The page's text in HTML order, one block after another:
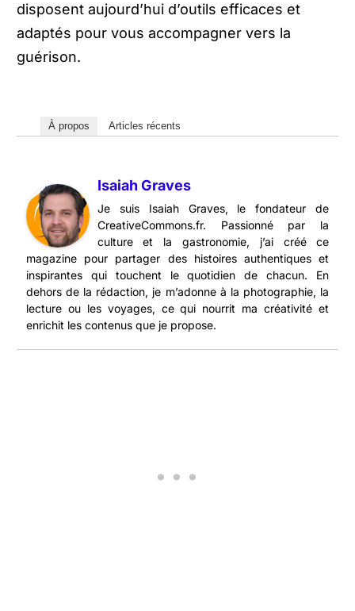
disposent aujourd’hui d’outils efficaces et
adaptés pour vous accompagner vers la
guérison.
À propos Articles récents
Isaiah Graves
Je suis Isaiah Graves, le fondateur de
CreativeCommons.fr. Passionné par la
culture et la gastronomie, j’ai créé ce
magazine pour partager des histoires authentiques et
inspirantes qui touchent le quotidien de chacun. En
dehors de la rédaction, je m’adonne à la photographie, la
lecture ou les voyages, ce qui nourrit ma créativité et
enrichit les contenus que je propose.